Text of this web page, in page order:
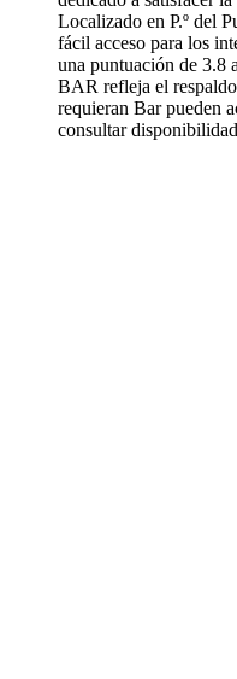
Localizado en P.º del
fácil acceso para los
una puntuación de 3.8
BAR refleja el
requieran Bar pueden
consultar